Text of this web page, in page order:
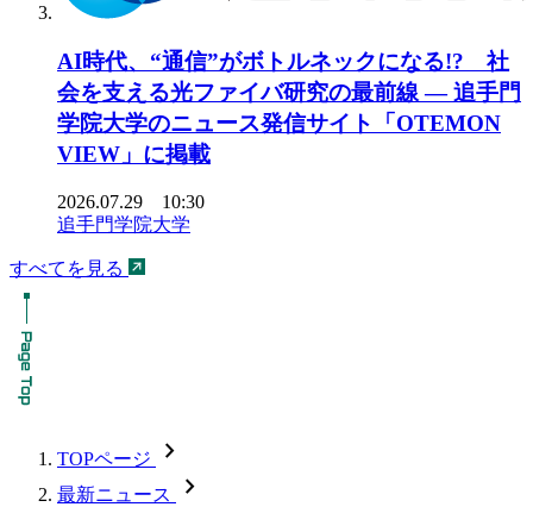
AI時代、“通信”がボトルネックになる!? 社
会を支える光ファイバ研究の最前線 ― 追手門
学院大学のニュース発信サイト「OTEMON
VIEW」に掲載
2026.07.29 10:30
追手門学院大学
すべてを見る
TOPページ chevron_forward
最新ニュース chevron_forward